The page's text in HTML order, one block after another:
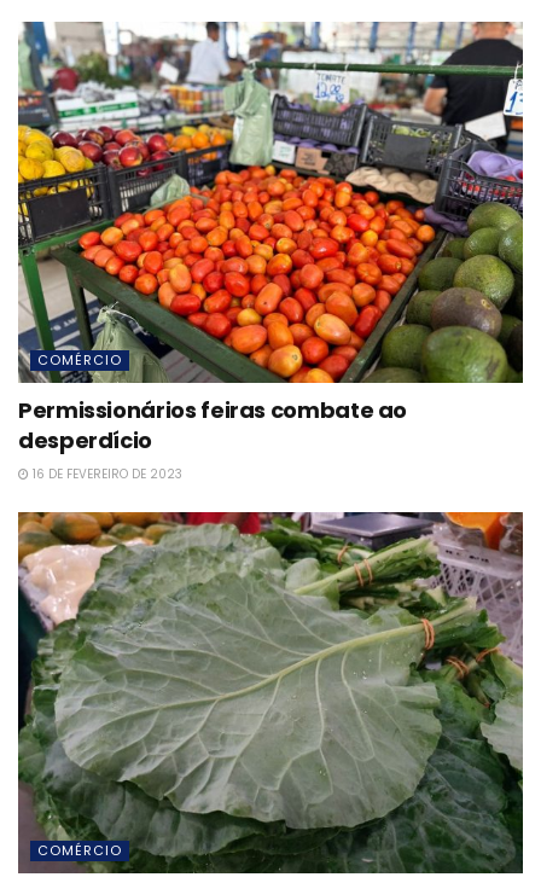
COMÉRCIO
Permissionários feiras combate ao
desperdício
16 DE FEVEREIRO DE 2023
COMÉRCIO